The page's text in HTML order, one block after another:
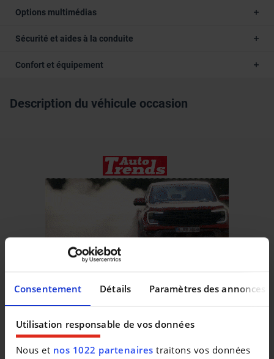
Consentement Détails Paramètres des annonces
Utilisation responsable de vos données
Nous et nos 1022 partenaires traitons vos données
Options multimédias
Sécurité et aides à la conduite
Confort et équipement
Description du véhicule occasion
Véhicules similaires